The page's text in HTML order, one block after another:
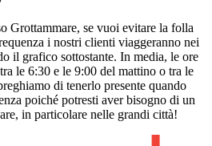
Grottammare, se vuoi evitare la folla
i nostri clienti viaggeranno nei
il grafico sottostante. In media, le ore
le 6:30 e le 9:00 del mattino o tra le
di tenerlo presente quando
poiché potresti aver bisogno di un
in particolare nelle grandi città!